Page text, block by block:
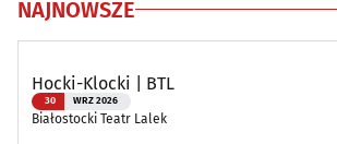
NAJNOWSZE
Hocki-Klocki | BTL
30 WRZ 2026
Białostocki Teatr Lalek